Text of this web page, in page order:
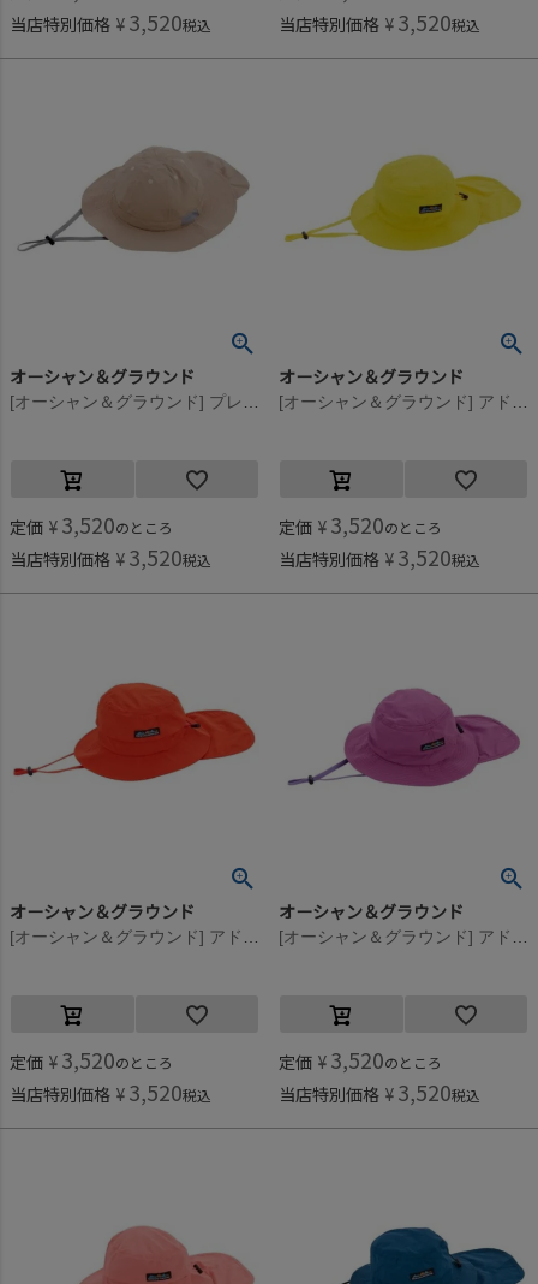
当店特別価格 ¥ 3,520税込 当店特別価格 ¥ 3,520税込
オーシャン＆グラウンド
定価 ¥ 3,520のところ
当店特別価格 ¥ 3,520税込
オーシャン＆グラウンド
定価 ¥ 3,520のところ
当店特別価格 ¥ 3,520税込
オーシャン＆グラウンド
定価 ¥ 3,520のところ
当店特別価格 ¥ 3,520税込
オーシャン＆グラウンド
定価 ¥ 3,520のところ
当店特別価格 ¥ 3,520税込